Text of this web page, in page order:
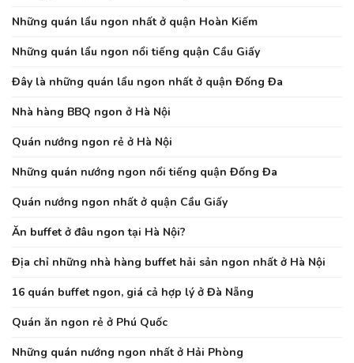
Những quán lẩu ngon nhất ở quận Hoàn Kiếm
Những quán lẩu ngon nổi tiếng quận Cầu Giấy
Đây là những quán lẩu ngon nhất ở quận Đống Đa
Nhà hàng BBQ ngon ở Hà Nội
Quán nướng ngon rẻ ở Hà Nội
Những quán nướng ngon nổi tiếng quận Đống Đa
Quán nướng ngon nhất ở quận Cầu Giấy
Ăn buffet ở đâu ngon tại Hà Nội?
Địa chỉ những nhà hàng buffet hải sản ngon nhất ở Hà Nội
16 quán buffet ngon, giá cả hợp lý ở Đà Nẵng
Quán ăn ngon rẻ ở Phú Quốc
Những quán nướng ngon nhất ở Hải Phòng